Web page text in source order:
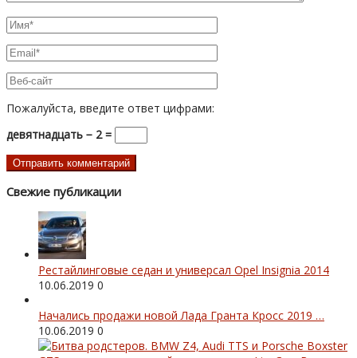
Пожалуйста, введите ответ цифрами:
девятнадцать − 2 =
Свежие публикации
Рестайлинговые седан и универсал Opel Insignia 2014
10.06.2019 0
Начались продажи новой Лада Гранта Кросс 2019 …
10.06.2019 0